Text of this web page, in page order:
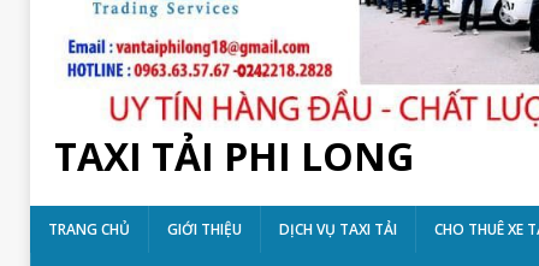
TAXI TẢI PHI LONG
TRANG CHỦ GIỚI THIỆU DỊCH VỤ TAXI TẢI CHO THUÊ XE